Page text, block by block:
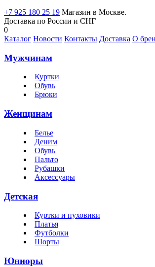
+7 925 180 25 19 Магазин в Москве.
Доставка по России и СНГ
0
Каталог Новости Контакты Доставка О
Мужчинам
Куртки
Обувь
Брюки
Женщинам
Белье
Деним
Обувь
Пальто
Рубашки
Аксессуары
Детская
Куртки и пуховики
Платья
Футболки
Шорты
Юниоры